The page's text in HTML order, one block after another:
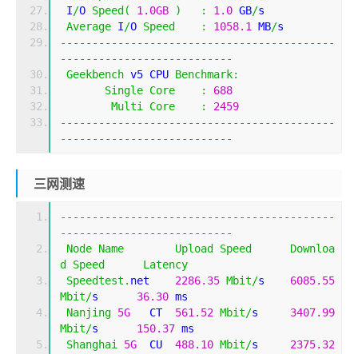
I/O Speed ( 1.0GB ) : 1.0 GB/s
Average I/O Speed : 1058.1 MB/s
-------------------------------------------
---------------------------
Geekbench v5 CPU Benchmark:
Single Core :
688
Multi
Core :
2459
-------------------------------------------
---------------------------
三网测速
-------------------------------------------
---------------------------
Node Name Upload Speed
Downloa
d
Speed
Latency
Speedtest . net 2286.35 Mbit/s 6085.55
Mbit/s 36.30 ms
Nanjing 5G
   CT
561.52 Mbit/s 3407.99
Mbit/s 150.37 ms
Shanghai
5G
  CU
488.10 Mbit/s 2375.32